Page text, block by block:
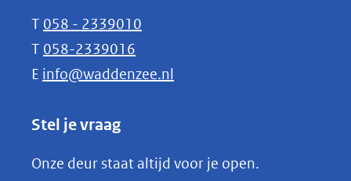
andere
website)
T 058 - 2339010
T 058-2339016
E info@waddenzee.nl
Stel je vraag
Onze deur staat altijd voor je open.